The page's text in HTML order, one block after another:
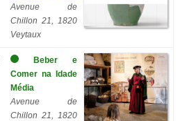
Avenue de
Chillon 21, 1820
Veytaux
Beber e
Comer na Idade
Média
Avenue de
Chillon 21, 1820